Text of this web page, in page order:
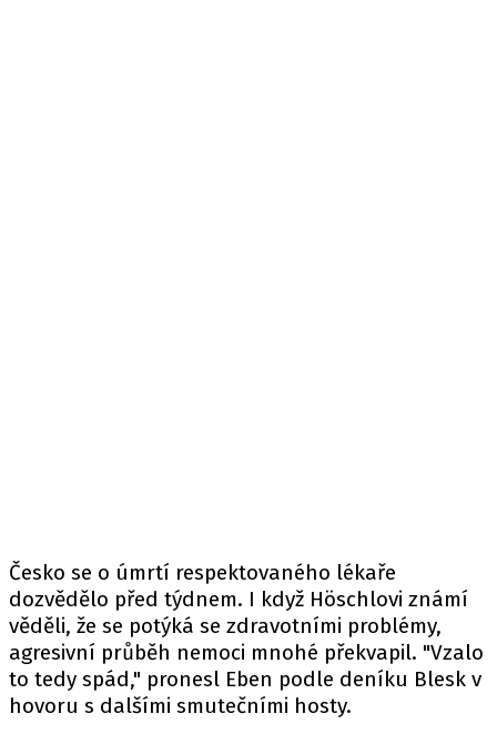
Česko se o úmrtí respektovaného lékaře
dozvědělo před týdnem. I když Höschlovi známí
věděli, že se potýká se zdravotními problémy,
agresivní průběh nemoci mnohé překvapil. "Vzalo
to tedy spád," pronesl Eben podle deníku Blesk v
hovoru s dalšími smutečními hosty.